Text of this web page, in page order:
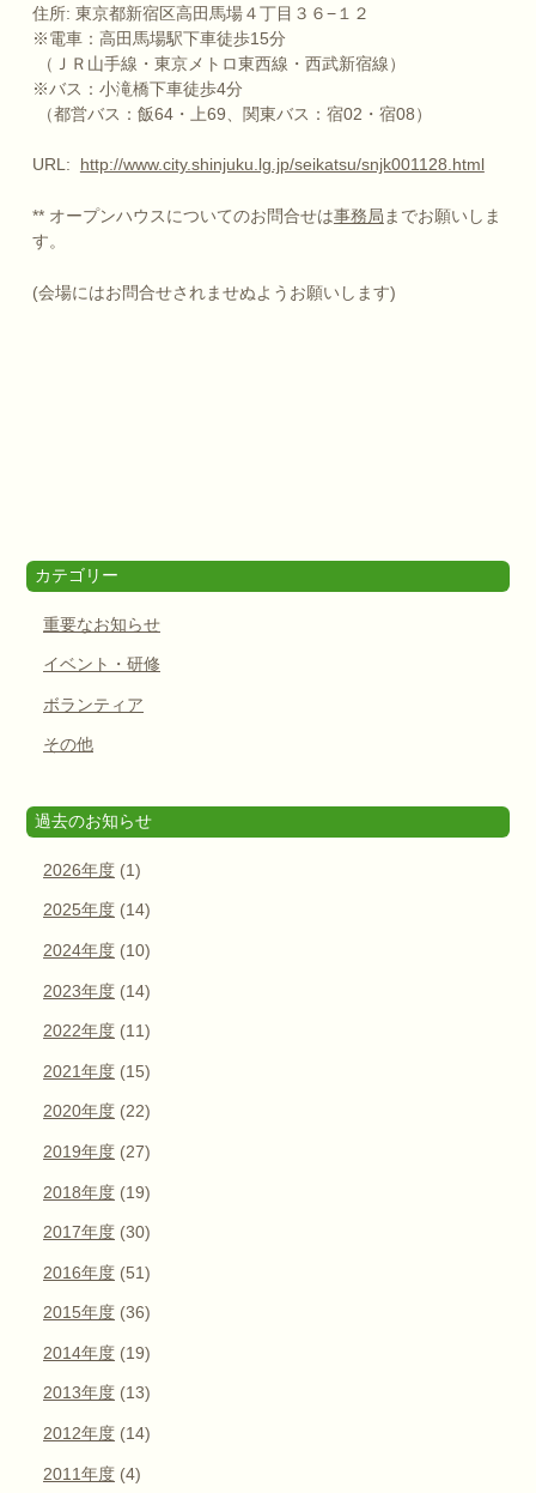
住所: 東京都新宿区高田馬場４丁目３６−１２
※電車：高田馬場駅下車徒歩15分
（ＪＲ山手線・東京メトロ東西線・西武新宿線）
※バス：小滝橋下車徒歩4分
（都営バス：飯64・上69、関東バス：宿02・宿08）
URL: http://www.city.shinjuku.lg.jp/seikatsu/snjk001128.html
** オープンハウスについてのお問合せは事務局 までお願いしま
す。
(会場にはお問合せされませぬようお願いします)
カテゴリー
重要なお知らせ
イベント・研修
ボランティア
その他
過去のお知らせ
2026年度 (1)
2025年度 (14)
2024年度 (10)
2023年度 (14)
2022年度 (11)
2021年度 (15)
2020年度 (22)
2019年度 (27)
2018年度 (19)
2017年度 (30)
2016年度 (51)
2015年度 (36)
2014年度 (19)
2013年度 (13)
2012年度 (14)
2011年度 (4)